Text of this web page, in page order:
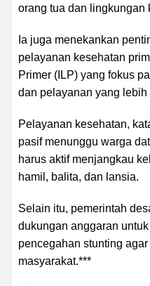
orang tua dan lingkungan
Ia juga menekankan
pelayanan kesehatan
Primer (ILP) yang fokus
dan pelayanan yang
Pelayanan kesehatan,
pasif menunggu warga
harus aktif menjangkau
hamil, balita, dan lansia.
Selain itu, pemerintah
dukungan anggaran
pencegahan stunting
masyarakat.***